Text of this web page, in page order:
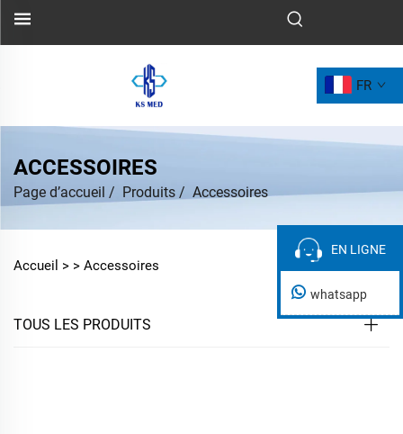
FR
ACCESSOIRES
Page d’accueil / Produits / Accessoires
Accueil > > Accessoires
TOUS LES PRODUITS
EN LIGNE
EN LIGNE
whatsapp